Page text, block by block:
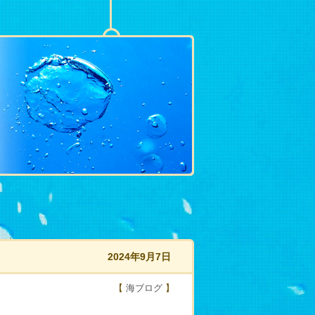
2024年9月7日
【 海ブログ 】